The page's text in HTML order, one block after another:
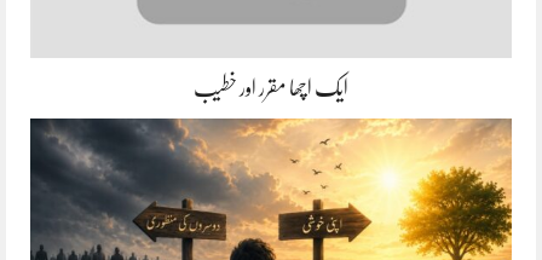
ایک اچھا مقرر اور خطیب